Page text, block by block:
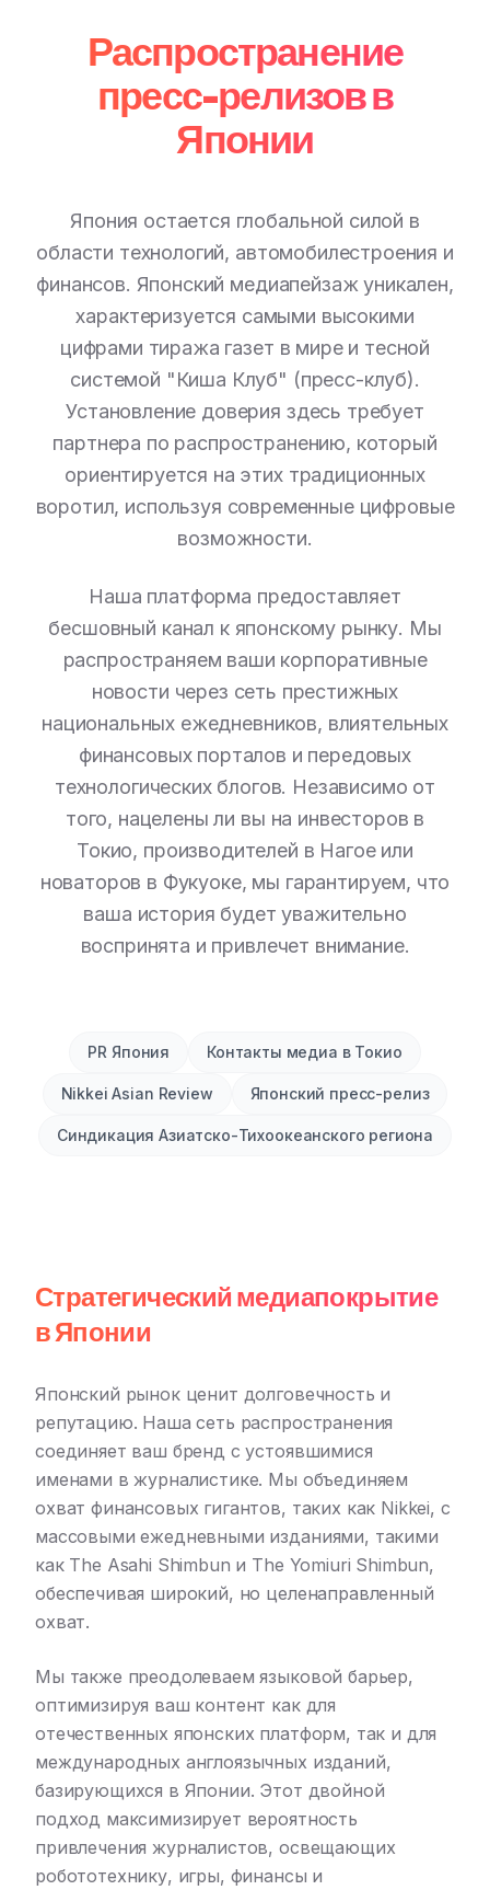
Распространение
пресс-релизов в
Японии
Япония остается глобальной силой в
области технологий, автомобилестроения и
финансов. Японский медиапейзаж уникален,
характеризуется самыми высокими
цифрами тиража газет в мире и тесной
системой "Киша Клуб" (пресс-клуб).
Установление доверия здесь требует
партнера по распространению, который
ориентируется на этих традиционных
воротил, используя современные цифровые
возможности.
Наша платформа предоставляет
бесшовный канал к японскому рынку. Мы
распространяем ваши корпоративные
новости через сеть престижных
национальных ежедневников, влиятельных
финансовых порталов и передовых
технологических блогов. Независимо от
того, нацелены ли вы на инвесторов в
Токио, производителей в Нагое или
новаторов в Фукуоке, мы гарантируем, что
ваша история будет уважительно
воспринята и привлечет внимание.
PR Япония Контакты медиа в Токио
Nikkei Asian Review Японский пресс-релиз
Синдикация Азиатско-Тихоокеанского региона
Стратегический медиапокрытие
в Японии
Японский рынок ценит долговечность и
репутацию. Наша сеть распространения
соединяет ваш бренд с устоявшимися
именами в журналистике. Мы объединяем
охват финансовых гигантов, таких как Nikkei, с
массовыми ежедневными изданиями, такими
как The Asahi Shimbun и The Yomiuri Shimbun,
обеспечивая широкий, но целенаправленный
охват.
Мы также преодолеваем языковой барьер,
оптимизируя ваш контент как для
отечественных японских платформ, так и для
международных англоязычных изданий,
базирующихся в Японии. Этот двойной
подход максимизирует вероятность
привлечения журналистов, освещающих
робототехнику, игры, финансы и